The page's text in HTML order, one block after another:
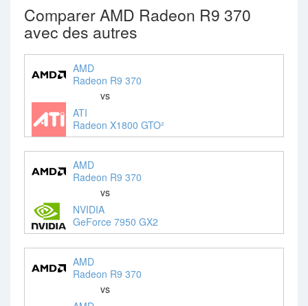
Comparer AMD Radeon R9 370
avec des autres
AMD
Radeon R9 370
vs
ATI
Radeon X1800 GTO²
AMD
Radeon R9 370
vs
NVIDIA
GeForce 7950 GX2
AMD
Radeon R9 370
vs